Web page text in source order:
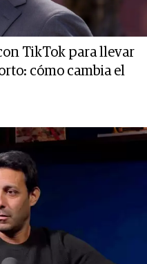
TikTok para llevar
cómo cambia el